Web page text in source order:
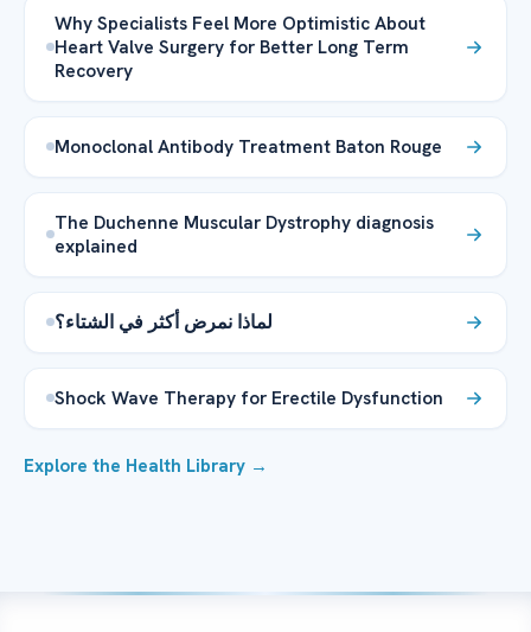
Why Specialists Feel More Optimistic About
Heart Valve Surgery for Better Long Term
Recovery
Monoclonal Antibody Treatment Baton Rouge
The Duchenne Muscular Dystrophy diagnosis
explained
لماذا نمرض أكثر في الشتاء؟
Shock Wave Therapy for Erectile Dysfunction
Explore the Health Library →